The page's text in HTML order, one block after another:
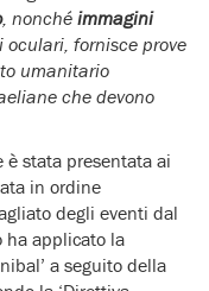
, nonché immagini
fornisce prove
umanitario
che devono
è stata presentata ai
in ordine
degli eventi dal
ha applicato la
a seguito della